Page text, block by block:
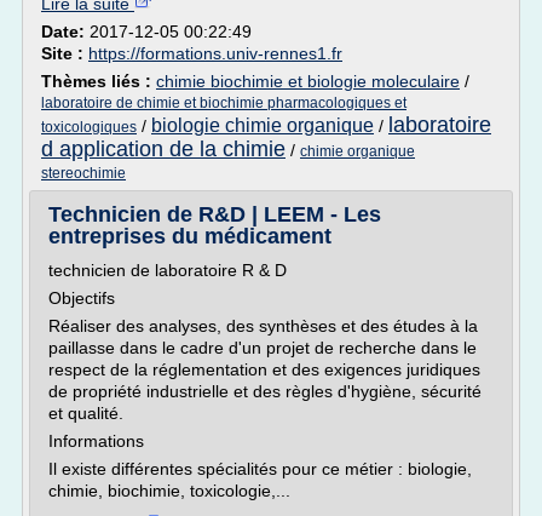
Date: 2017-12-05 00:22:49
Site : https://formations.univ-rennes1.fr
Thèmes liés : chimie biochimie et biologie moleculaire /
laboratoire de chimie et biochimie pharmacologiques et
toxicologiques / biologie chimie organique / laboratoire
d application de la chimie / chimie organique
stereochimie
Technicien de R&D | LEEM - Les
entreprises du médicament
technicien de laboratoire R & D
Objectifs
Réaliser des analyses, des synthèses et des études à la
paillasse dans le cadre d'un projet de recherche dans le
respect de la réglementation et des exigences juridiques
de propriété industrielle et des règles d'hygiène, sécurité
et qualité.
Informations
Il existe différentes spécialités pour ce métier : biologie,
chimie, biochimie, toxicologie,...